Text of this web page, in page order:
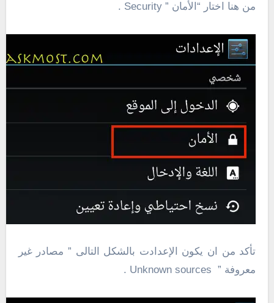
من هنا اختار “الأمان ” Security .
تأكد من ان يكون الإعدادت بالشكل التالى ” مصادر غير
معروفة ” Unknown sources .